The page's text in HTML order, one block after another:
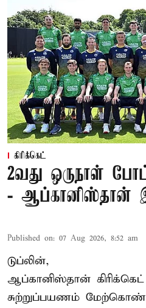
கிரிக்கெட்
2வது ஒருநாள்
- ஆப்கானிஸ்தான்
Published on: 07 Aug 2026, 8:52 am
டுப்லின்,
ஆப்கானிஸ்தான் கிரிக்கெட்
சுற்றுப்பயணம்